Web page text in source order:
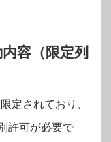
容（限定列
定されており、
許可が必要で